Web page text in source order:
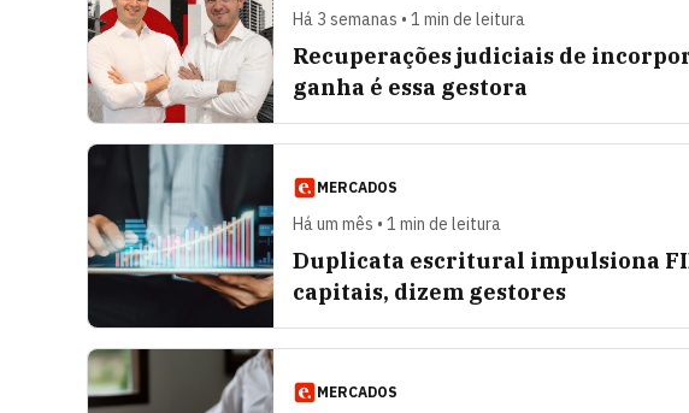
Há 3 semanas • 1 min de leitura
Recuperações judiciais de
ganha é essa gestora
MERCADOS
Há um mês • 1 min de leitura
Duplicata escritural impulsiona
capitais, dizem gestores
MERCADOS